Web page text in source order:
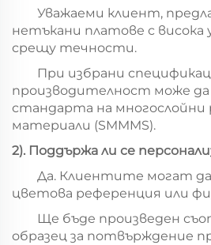
Уважаеми клиент,
нетъкани платове с
срещу течности.
При избрани
производителност може
стандарта на многослойни
материали (SMMMS).
2). Поддържа ли се
Да. Клиентите могат
цветова референция или
Ще бъде произведен
образец за потвърждение